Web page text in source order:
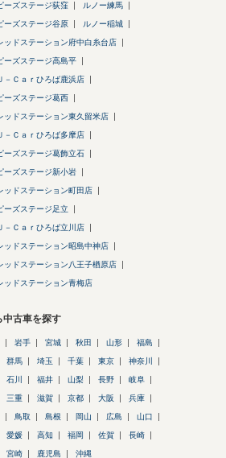
ーズステージ荻窪 ルノー練馬
ーズステージ谷原 ルノー稲城
ッドステーション府中白糸台店
ーズステージ高島平
－Ｃａｒひろば鹿浜店
ーズステージ葛西
ッドステーション東久留米店
－Ｃａｒひろば多摩店
ーズステージ葛飾立石
ーズステージ新小岩
ッドステーション町田店
ーズステージ足立
－Ｃａｒひろば立川店
ッドステーション昭島中神店
ッドステーション八王子楢原店
ッドステーション青梅店
中古車を探す
岩手 宮城 秋田 山形 福島
群馬 埼玉 千葉 東京 神奈川
石川 福井 山梨 長野 岐阜
三重 滋賀 京都 大阪 兵庫
鳥取 島根 岡山 広島 山口
愛媛 高知 福岡 佐賀 長崎
宮崎 鹿児島 沖縄